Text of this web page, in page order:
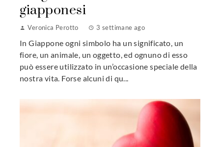
giapponesi
Veronica Perotto 3 settimane ago
In Giappone ogni simbolo ha un significato, un
fiore, un animale, un oggetto, ed ognuno di esso
può essere utilizzato in un’occasione speciale della
nostra vita. Forse alcuni di qu...